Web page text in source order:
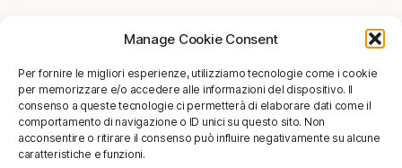
Manage Cookie Consent
Per fornire le migliori esperienze, utilizziamo tecnologie come i cookie
per memorizzare e/o accedere alle informazioni del dispositivo. Il
consenso a queste tecnologie ci permetterà di elaborare dati come il
comportamento di navigazione o ID unici su questo sito. Non
acconsentire o ritirare il consenso può influire negativamente su alcune
caratteristiche e funzioni.